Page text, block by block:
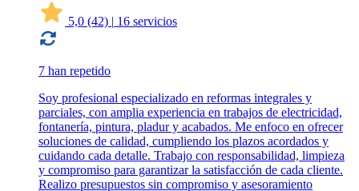
5,0 (42) | 16 servicios
7 han repetido
Soy profesional especializado en reformas integrales y
parciales, con amplia experiencia en trabajos de electricidad,
fontanería, pintura, pladur y acabados. Me enfoco en ofrecer
soluciones de calidad, cumpliendo los plazos acordados y
cuidando cada detalle. Trabajo con responsabilidad, limpieza
y compromiso para garantizar la satisfacción de cada cliente.
Realizo presupuestos sin compromiso y asesoramiento